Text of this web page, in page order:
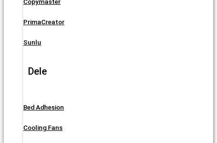
Copymaster
PrimaCreator
Sunlu
Dele
Bed Adhesion
Cooling Fans